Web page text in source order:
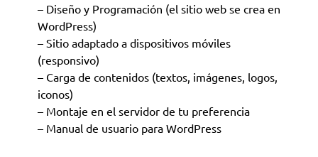
– Diseño y Programación (el sitio web se crea en
WordPress)
– Sitio adaptado a dispositivos móviles
(responsivo)
– Carga de contenidos (textos, imágenes, logos,
iconos)
– Montaje en el servidor de tu preferencia
– Manual de usuario para WordPress